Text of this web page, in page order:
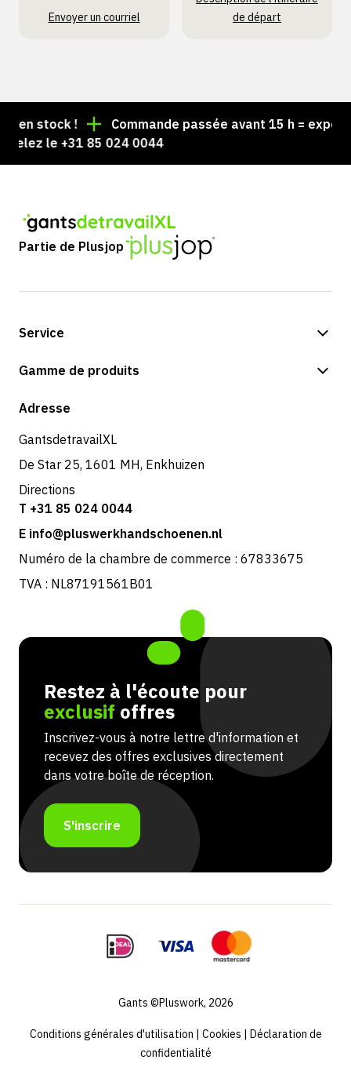
Envoyer un courriel
de départ
stock !
Commande passée avant 15 h = expédiée
le +31 85 024 0044
Partie de Plusjop
Service
Options de paiement
Retours et service
Gamme de produits
Boutique
Adresse
GantsdetravailXL
De Star 25, 1601 MH, Enkhuizen
Directions
T +31 85 024 0044
E info@pluswerkhandschoenen.nl
Numéro de la chambre de commerce : 67833675
TVA : NL87191561B01
Restez à l'écoute pour
exclusif offres
Inscrivez-vous à notre lettre d'information et
recevez des offres exclusives directement
dans votre boîte de réception.
S'inscrire
Gants ©Pluswork, 2026
Conditions générales d'utilisation | Cookies | Déclaration de
confidentialité